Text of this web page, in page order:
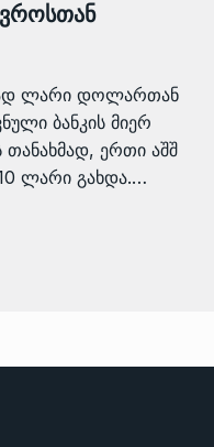
ლარი დოლართან
ბანკის მიერ
თანახმად, ერთი აშშ
ლარი გახდა.…